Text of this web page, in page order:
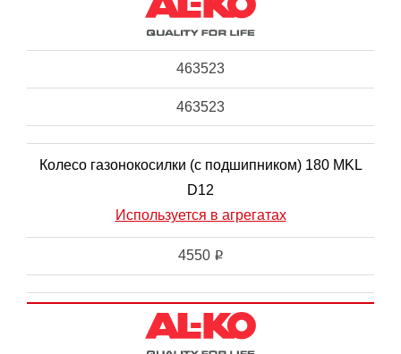
463523
463523
Колесо газонокосилки (с подшипником) 180 MKL
D12
Используется в агрегатах
4550 i